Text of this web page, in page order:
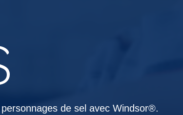
de sel avec Windsor®.